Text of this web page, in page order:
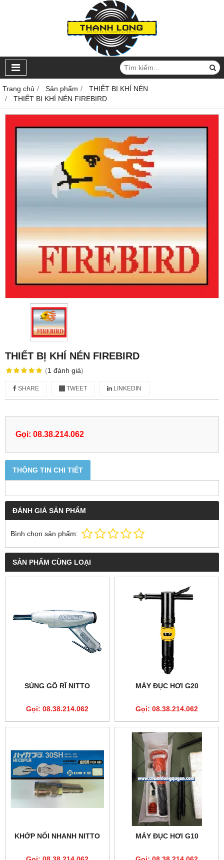
Trang chủ Sản phẩm
THIẾT BỊ KHÍ NÉN
THIẾT BỊ KHÍ NÉN FIREBIRD
THIẾT BỊ KHÍ NÉN FIREBIRD
(1 đánh giá)
SHARE TWEET LINKEDIN
Gọi: 08.38.214.062
THÔNG TIN CHI TIẾT
ĐÁNH GIÁ SẢN PHẨM
Bình chọn sản phẩm:
SẢN PHẨM CÙNG LOẠI
SÚNG GÕ RĨ NITTO
Gọi: 08.38.214.062
MÁY ĐỤC HƠI G20
Gọi: 08.38.214.062
KHỚP NỐI NHANH NITTO MÁY ĐỤC HƠI G10